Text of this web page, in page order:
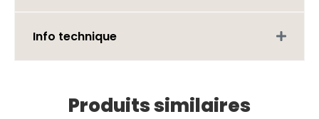
Info technique
Produits similaires